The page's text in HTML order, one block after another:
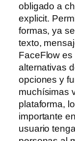
obligado a
explicit.
formas, ya
texto,
FaceFlow
alternativas
opciones y
muchísimas
plataforma,
importante
usuario